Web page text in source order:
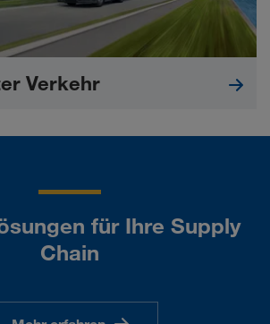
Verkehr
für Ihre Supply
Chain